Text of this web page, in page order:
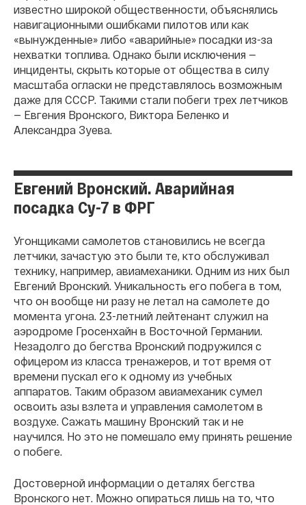
известно широкой общественности, объяснялись
навигационными ошибками пилотов или как
«вынужденные» либо «аварийные» посадки из-за
нехватки топлива. Однако были исключения —
инциденты, скрыть которые от общества в силу
масштаба огласки не представлялось возможным
даже для СССР. Такими стали побеги трех летчиков
— Евгения Вронского, Виктора Беленко и
Александра Зуева.
Евгений Вронский. Аварийная
посадка Су-7 в ФРГ
Угонщиками самолетов становились не всегда
летчики, зачастую это были те, кто обслуживал
технику, например, авиамеханики. Одним из них был
Евгений Вронский. Уникальность его побега в том,
что он вообще ни разу не летал на самолете до
момента угона. 23-летний лейтенант служил на
аэродроме Гросенхайн в Восточной Германии.
Незадолго до бегства Вронский подружился с
офицером из класса тренажеров, и тот время от
времени пускал его к одному из учебных
аппаратов. Таким образом авиамеханик сумел
освоить азы взлета и управления самолетом в
воздухе. Сажать машину Вронский так и не
научился. Но это не помешало ему принять решение
о побеге.
Достоверной информации о деталях бегства
Вронского нет. Можно опираться лишь на то, что